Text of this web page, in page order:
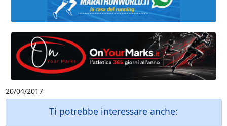
20/04/2017
Ti potrebbe interessare anche: